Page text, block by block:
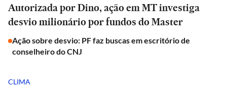
Autorizada por Dino, ação em MT investiga
desvio milionário por fundos do Master
Ação sobre desvio: PF faz buscas em escritório de
conselheiro do CNJ
CLIMA